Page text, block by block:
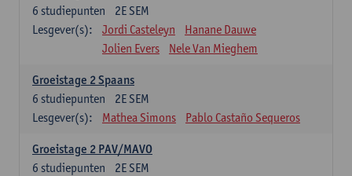
2E SEM
6 studiepunten
Lesgever(s):
Jordi Casteleyn
Hanane Dauwe
Jolien Evers
Nele Van Mieghem
Groeistage 2 Spaans
2E SEM
6 studiepunten
Lesgever(s):
Mathea Simons Pablo Castaño Sequeros
Groeistage 2 PAV/MAVO
2E SEM
6 studiepunten